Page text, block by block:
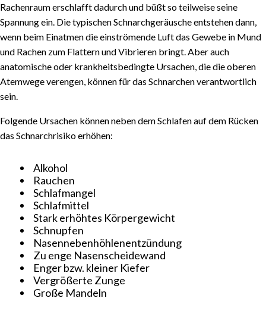
Rachenraum erschlafft dadurch und büßt so teilweise seine
Spannung ein. Die typischen Schnarchgeräusche entstehen dann,
wenn beim Einatmen die einströmende Luft das Gewebe in Mund
und Rachen zum Flattern und Vibrieren bringt. Aber auch
anatomische oder krankheitsbedingte Ursachen, die die oberen
Atemwege verengen, können für das Schnarchen verantwortlich
sein.
Folgende Ursachen können neben dem Schlafen auf dem Rücken
das Schnarchrisiko erhöhen:
Alkohol
Rauchen
Schlafmangel
Schlafmittel
Stark erhöhtes Körpergewicht
Schnupfen
Nasennebenhöhlenentzündung
Zu enge Nasenscheidewand
Enger bzw. kleiner Kiefer
Vergrößerte Zunge
Große Mandeln